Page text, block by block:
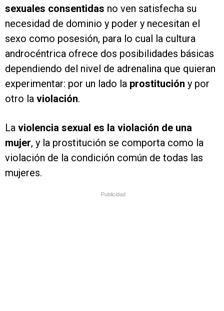
sexuales consentidas no ven satisfecha su
necesidad de dominio y poder y necesitan el
sexo como posesión, para lo cual la cultura
androcéntrica ofrece dos posibilidades básicas
dependiendo del nivel de adrenalina que quieran
experimentar: por un lado la prostitución y por
otro la violación.
La violencia sexual es la violación de una
mujer, y la prostitución se comporta como la
violación de la condición común de todas las
mujeres.
Publicidad